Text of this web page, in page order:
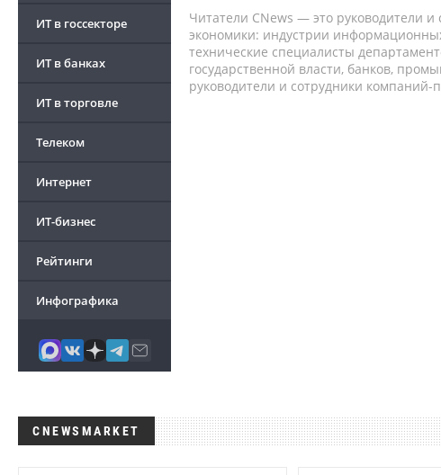
ИТ в госсекторе
ИТ в банках
ИТ в торговле
Телеком
Интернет
ИТ-бизнес
Рейтинги
Инфографика
Читатели CNews — это руководители
экономики: индустрии
технические специалисты
государственной власти, банков,
руководители и сотрудники
CNEWSMARKET